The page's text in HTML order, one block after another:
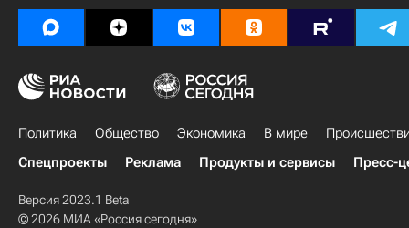
Политика Общество Экономика В мире
Спецпроекты
Реклама Продукты и сервисы Пресс-
Версия 2023.1 Beta
© 2026 МИА «Россия сегодня»